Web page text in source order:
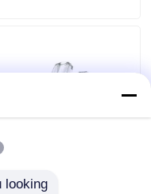
vape tot
looking